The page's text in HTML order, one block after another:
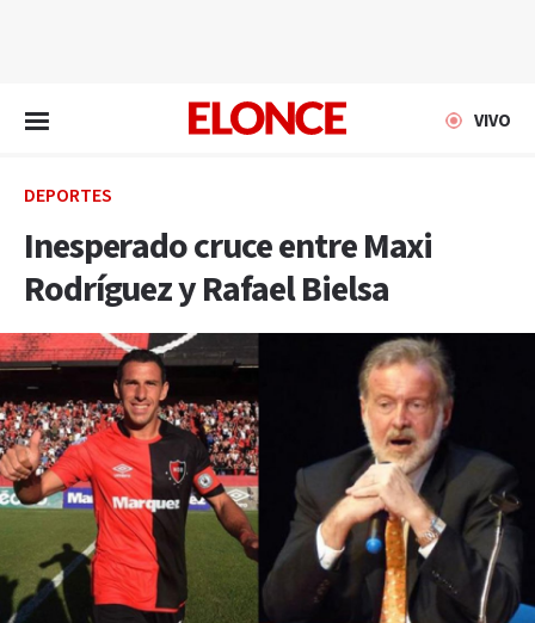
VIVO
DEPORTES
Inesperado cruce entre Maxi
Rodríguez y Rafael Bielsa